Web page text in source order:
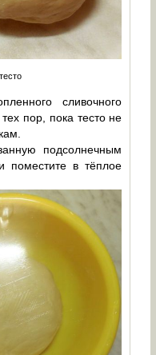
сливочного
пор, пока тесто не
подсолнечным
поместите в тёплое